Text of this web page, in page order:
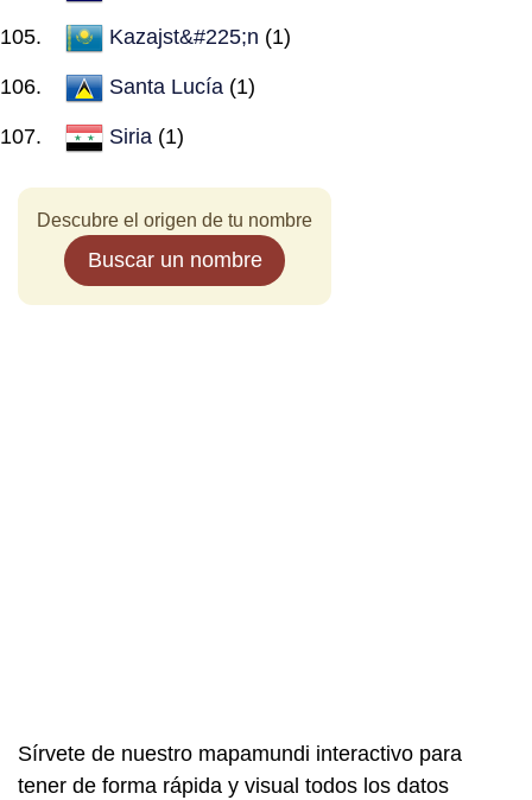
Kazajst&#225;n (1)
Santa Lucía (1)
Siria (1)
Descubre el origen de tu nombre
Buscar un nombre
Sírvete de nuestro mapamundi interactivo para
tener de forma rápida y visual todos los datos